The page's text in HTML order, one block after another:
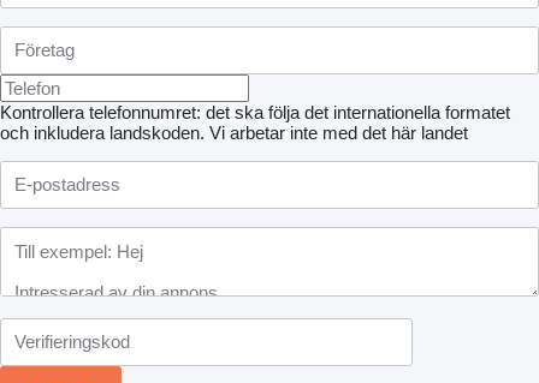
Kontrollera telefonnumret: det ska följa det internationella formatet
och inkludera landskoden. Vi arbetar inte med det här landet